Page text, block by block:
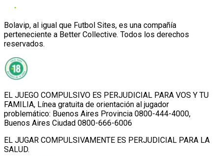
Bolavip, al igual que Futbol Sites, es una compañía
perteneciente a Better Collective. Todos los derechos
reservados.
EL JUEGO COMPULSIVO ES PERJUDICIAL PARA VOS Y TU
FAMILIA, Línea gratuita de orientación al jugador
problemático: Buenos Aires Provincia 0800-444-4000,
Buenos Aires Ciudad 0800-666-6006
EL JUGAR COMPULSIVAMENTE ES PERJUDICIAL PARA LA
SALUD.